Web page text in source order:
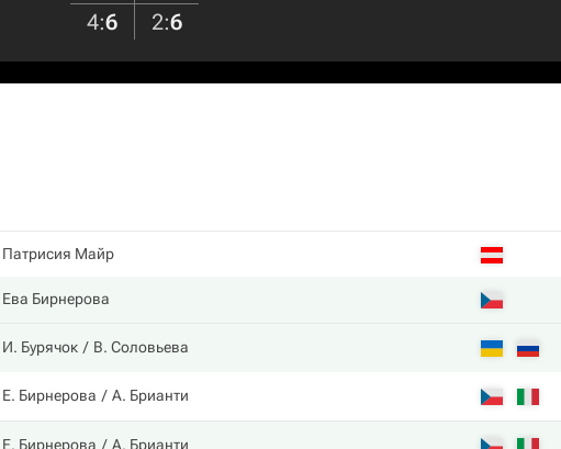
4:6 2:6
Патрисия Майр
Ева Бирнерова
И. Бурячок В. Соловьева
Е. Бирнерова А. Брианти
Е. Бирнерова А. Брианти